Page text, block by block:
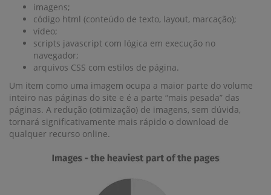
imagens;
código html (conteúdo de texto, layout, marcação);
vídeo;
scripts javascript com lógica em execução no
navegador;
arquivos CSS com estilos de página.
Um item como uma imagem ocupa a maior parte do volume
inteiro nas páginas do site e é a parte “mais pesada” das
páginas. A redução (otimização) de imagens, sem dúvida,
tornará significativamente mais rápido o download de
qualquer recurso online.